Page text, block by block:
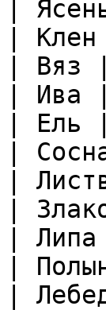
|
|
| Вяз
| Ива
| Ель
|
|
|
|
|
|